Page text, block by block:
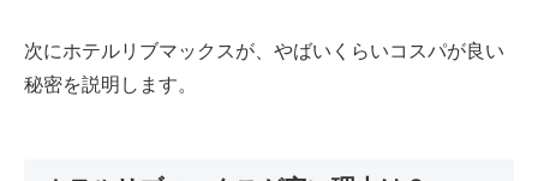
次にホテルリブマックスが、やばいくらいコスパが良い
秘密を説明します。